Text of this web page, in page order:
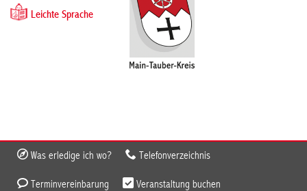
Leichte Sprache
Was erledige ich wo? Telefonverzeichnis
Terminvereinbarung Veranstaltung buchen